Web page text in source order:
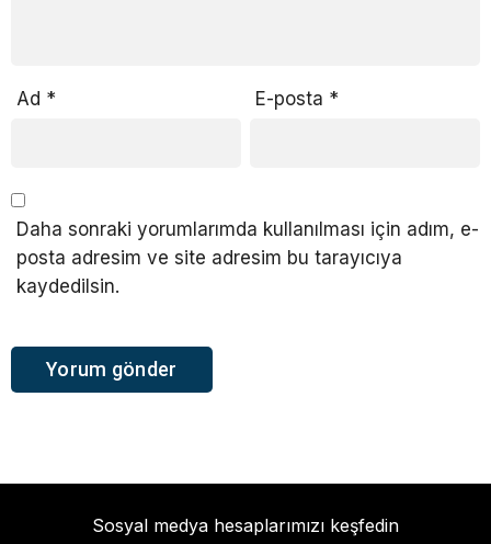
Ad * E-posta *
Daha sonraki yorumlarımda kullanılması için adım, e-
posta adresim ve site adresim bu tarayıcıya
kaydedilsin.
Sosyal medya hesaplarımızı keşfedin